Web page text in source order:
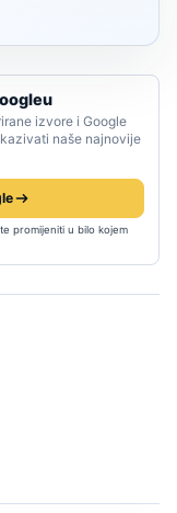
izvore i Google
naše najnovije
promijeniti u bilo kojem